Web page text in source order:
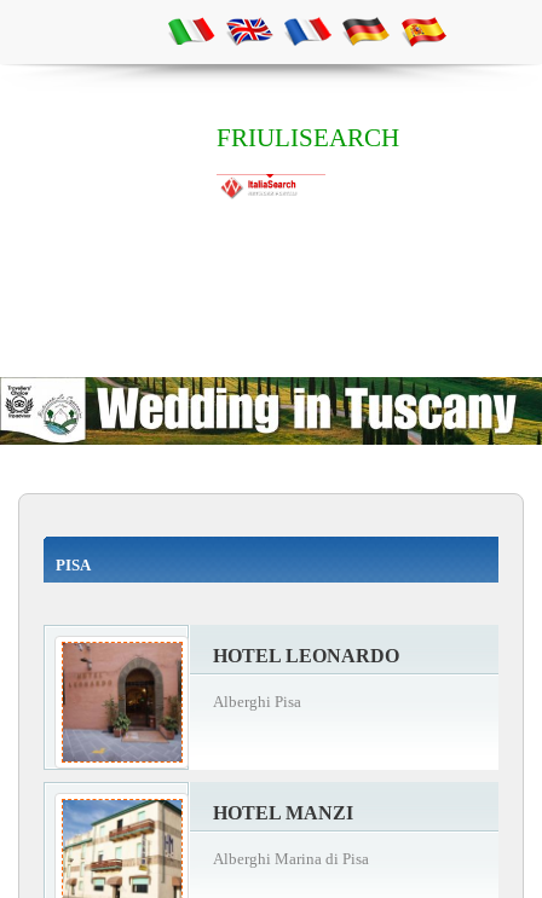
FRIULISEARCH
PISA
HOTEL LEONARDO
Alberghi Pisa
HOTEL MANZI
Alberghi Marina di Pisa